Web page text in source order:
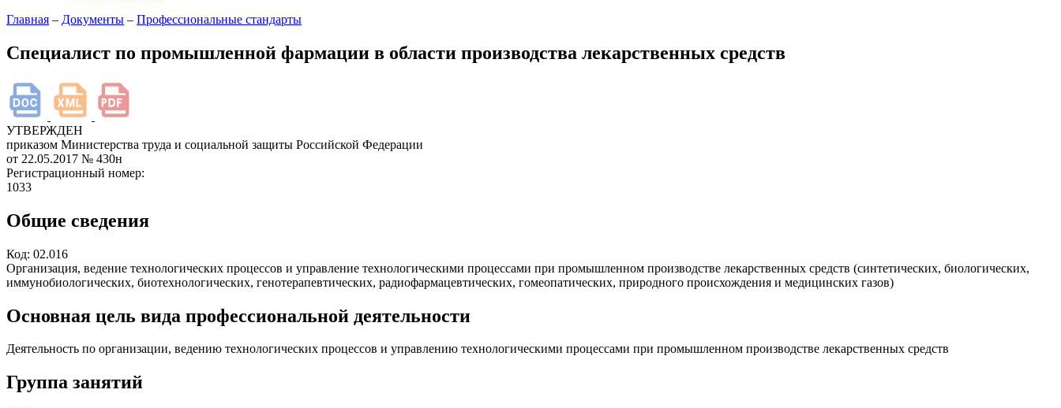
Главная – Документы – Профессиональные стандарты
Специалист по промышленной фармации в области производства лекарственных средств
УТВЕРЖДЕН
приказом Министерства труда и социальной защиты Российской Федерации
от 22.05.2017 № 430н
Регистрационный номер:
1033
Общие сведения
Код: 02.016
Организация, ведение технологических процессов и управление технологическими процессами при промышленном производстве лекарственных средств (синтетических, биологических,
иммунобиологических, биотехнологических, генотерапевтических, радиофармацевтических, гомеопатических, природного происхождения и медицинских газов)
Основная цель вида профессиональной деятельности
Деятельность по организации, ведению технологических процессов и управлению технологическими процессами при промышленном производстве лекарственных средств
Группа занятий